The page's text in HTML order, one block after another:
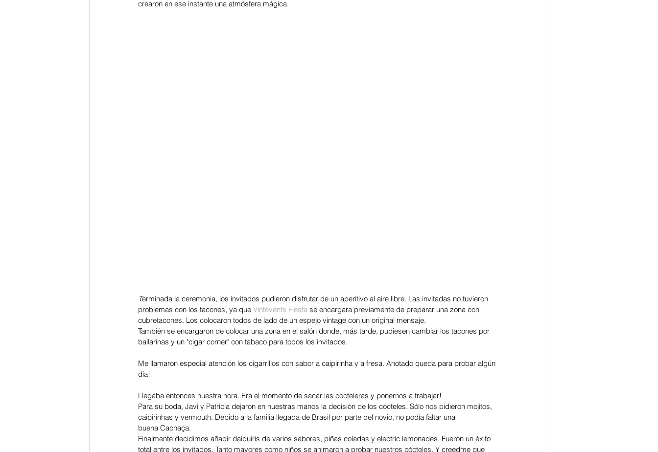
crearon en ese instante una atmósfera mágica.
Terminada la ceremonia, los invitados pudieron disfrutar de un aperitivo al aire libre. Las invitadas no tuvieron
problemas con los tacones, ya que Vintevents Fiesta se encargara previamente de preparar una zona con
cubretacones. Los colocaron todos de lado de un espejo vintage con un original mensaje.
También se encargaron de colocar una zona en el salón donde, más tarde, pudiesen cambiar los tacones por
bailarinas y un "cigar corner" con tabaco para todos los invitados.
Me llamaron especial atención los cigarrillos con sabor a caipirinha y a fresa. Anotado queda para probar algún
día!
Llegaba entonces nuestra hora. Era el momento de sacar las cocteleras y ponernos a trabajar!
Para su boda, Javi y Patricia dejaron en nuestras manos la decisión de los cócteles. Sólo nos pidieron mojitos,
caipirinhas y vermouth. Debido a la familia llegada de Brasil por parte del novio, no podía faltar una
buena Cachaça.
Finalmente decidimos añadir daiquiris de varios sabores, piñas coladas y electric lemonades. Fueron un éxito
total entre los invitados. Tanto mayores como niños se animaron a probar nuestros cócteles. Y creedme que